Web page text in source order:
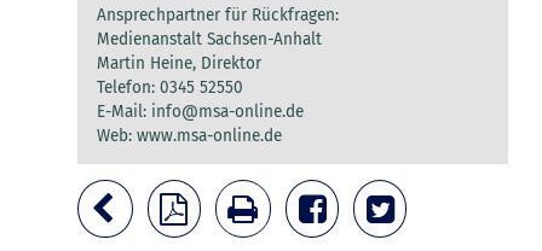
Ansprechpartner für Rückfragen:
Medienanstalt Sachsen-Anhalt
Martin Heine, Direktor
Telefon: 0345 52550
E-Mail: info@msa-online.de
Web: www.msa-online.de